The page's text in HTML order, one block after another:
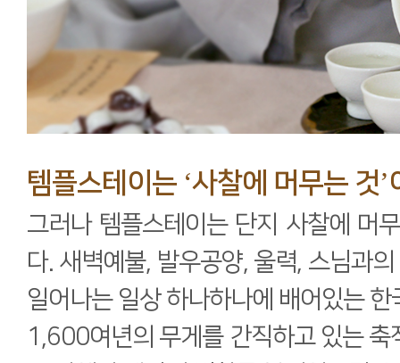
템플스테이는 ‘사찰에 머무는 것
그러나 템플스테이는 단지 사찰에 머
다. 새벽예불, 발우공양, 울력, 스님과
일어나는 일상 하나하나에 배어있는
1,600여년의 무게를 간직하고 있는 축